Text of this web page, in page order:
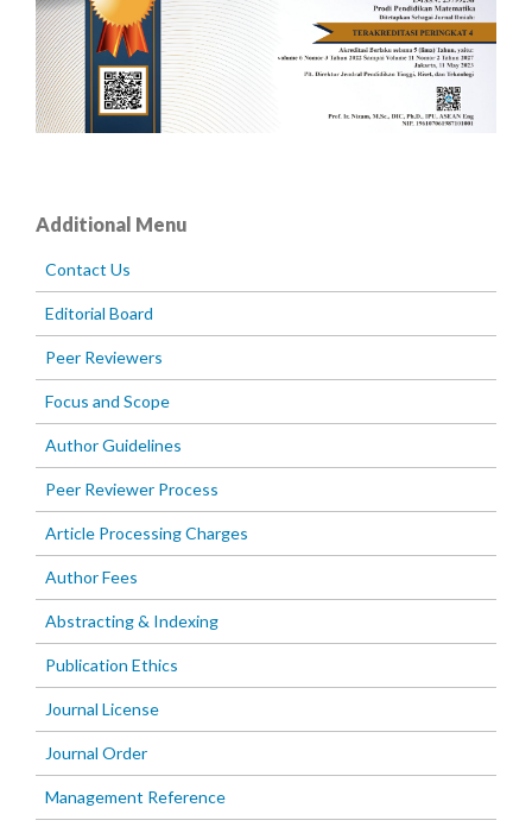
Additional Menu
Contact Us
Editorial Board
Peer Reviewers
Focus and Scope
Author Guidelines
Peer Reviewer Process
Article Processing Charges
Author Fees
Abstracting & Indexing
Publication Ethics
Journal License
Journal Order
Management Reference